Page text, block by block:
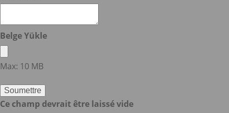
Belge Yükle
Max: 10 MB
Soumettre
Ce champ devrait être laissé vide